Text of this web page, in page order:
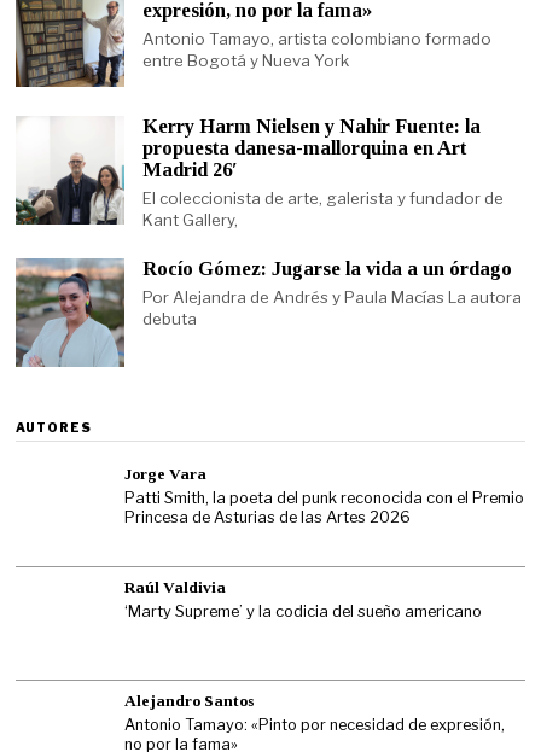
expresión, no por la fama»
Antonio Tamayo, artista colombiano formado
entre Bogotá y Nueva York
Kerry Harm Nielsen y Nahir Fuente: la
propuesta danesa-mallorquina en Art
Madrid 26′
El coleccionista de arte, galerista y fundador de
Kant Gallery,
Rocío Gómez: Jugarse la vida a un órdago
Por Alejandra de Andrés y Paula Macías La autora
debuta
AUTORES
Jorge Vara
Patti Smith, la poeta del punk reconocida con el Premio
Princesa de Asturias de las Artes 2026
Raúl Valdivia
‘Marty Supreme’ y la codicia del sueño americano
Alejandro Santos
Antonio Tamayo: «Pinto por necesidad de expresión,
no por la fama»